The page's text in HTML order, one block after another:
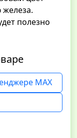
полезно
MAX